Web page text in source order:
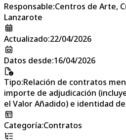
Responsable:Centros de Arte,
Lanzarote
Actualizado:22/04/2026
Datos desde:16/04/2026
Tipo:Relación de contratos
importe de adjudicación
el Valor Añadido) e identidad
Categoría:Contratos